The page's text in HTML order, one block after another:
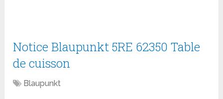
Notice Blaupunkt 5RE 62350 Table
de cuisson
Blaupunkt